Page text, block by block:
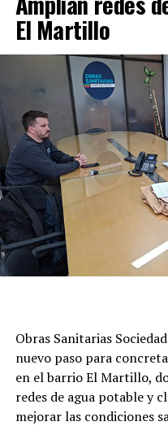
El Martillo
Obras Sanitarias
nuevo paso para
en el barrio El Martillo,
redes de agua potable y
mejorar las condiciones